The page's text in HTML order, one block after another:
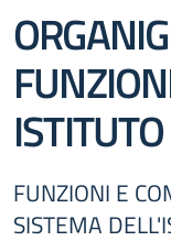
ISTITUTO
FUNZIONI E
SISTEMA